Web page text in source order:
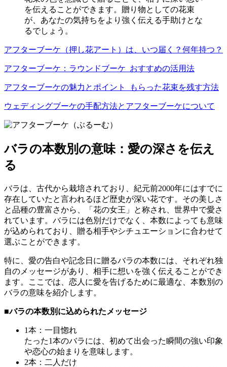
を伝えることができます。贈り物としての花束
が、あなたの気持ちをより強く伝える手助けとな
るでしょう。
アフターブーケ（押し花アート）は、いつ届く？何年持つ？
アフターブーケ：ラウンドブーケ_おすすめの活用法
アフターブーケの魅力とポイント_もらった花束を残す方法
ウェディングブーケの手配方法とアフターブーケについて
バラの本数別の意味：愛の深さを伝え
る
バラは、古代から栽培されており、紀元前2000年にはすでに
存在していたと言われるほど歴史が深い花です。その美しさ
と品種の豊富さから、「花の女王」と称され、世界中で愛さ
れています。バラには色別だけでなく、本数によっても意味
が込められており、贈る相手やシチュエーションに合わせて
選ぶことができます。
特に、愛の告白や記念日に贈るバラの本数には、それぞれ独
自のメッセージがあり、相手に想いを強く伝えることができ
ます。ここでは、恋人に愛を告げるために最適な、本数別の
バラの意味を紹介します。
■バラの本数別に込められたメッセージ
1本：一目惚れ
たった1本のバラには、初めて出会った瞬間の強い印象
や恋心の始まりを意味します。
2本：二人だけ